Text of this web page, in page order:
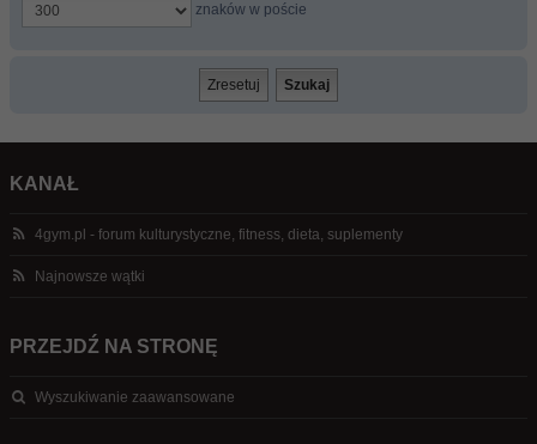
znaków w poście
KANAŁ
4gym.pl - forum kulturystyczne, fitness, dieta, suplementy
Najnowsze wątki
PRZEJDŹ NA STRONĘ
Wyszukiwanie zaawansowane